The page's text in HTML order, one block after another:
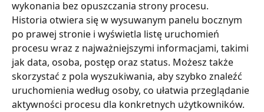
wykonania bez opuszczania strony procesu.
Historia otwiera się w wysuwanym panelu bocznym
po prawej stronie i wyświetla listę uruchomień
procesu wraz z najważniejszymi informacjami, takimi
jak data, osoba, postęp oraz status. Możesz także
skorzystać z pola wyszukiwania, aby szybko znaleźć
uruchomienia według osoby, co ułatwia przeglądanie
aktywności procesu dla konkretnych użytkowników.